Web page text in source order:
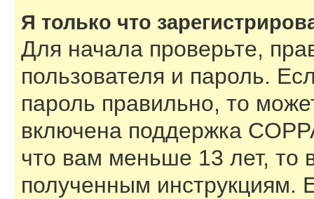
Я только что
Для начала проверьте,
пользователя и пароль.
пароль правильно, то
включена поддержка
что вам меньше 13 лет, то
полученным инструкциям.